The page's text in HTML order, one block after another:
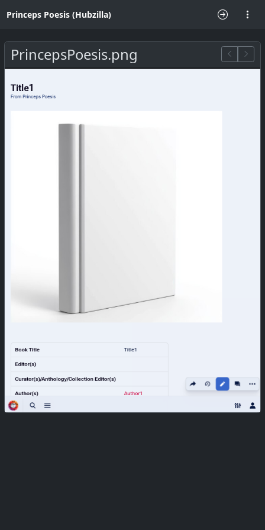
Princeps Poesis (Hubzilla)
PrincepsPoesis.png